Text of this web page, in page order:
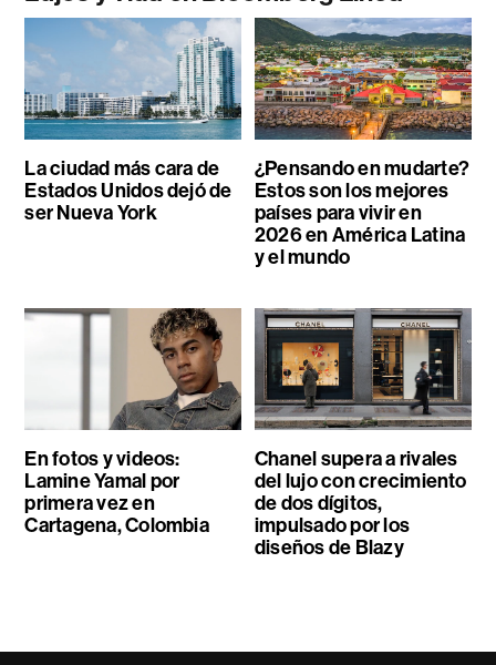
La ciudad más cara de
Estados Unidos dejó de
ser Nueva York
¿Pensando en mudarte?
Estos son los mejores
países para vivir en
2026 en América Latina
y el mundo
En fotos y videos:
Lamine Yamal por
primera vez en
Cartagena, Colombia
Chanel supera a rivales
del lujo con crecimiento
de dos dígitos,
impulsado por los
diseños de Blazy